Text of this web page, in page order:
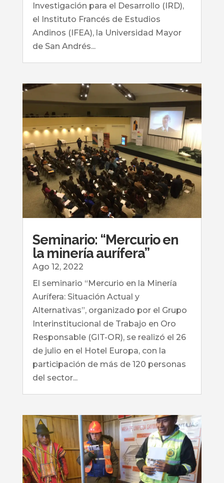
Investigación para el Desarrollo (IRD),
el Instituto Francés de Estudios
Andinos (IFEA), la Universidad Mayor
de San Andrés...
Seminario: “Mercurio en
la minería aurífera”
Ago 12, 2022
El seminario “Mercurio en la Minería
Aurífera: Situación Actual y
Alternativas”, organizado por el Grupo
Interinstitucional de Trabajo en Oro
Responsable (GIT-OR), se realizó el 26
de julio en el Hotel Europa, con la
participación de más de 120 personas
del sector...